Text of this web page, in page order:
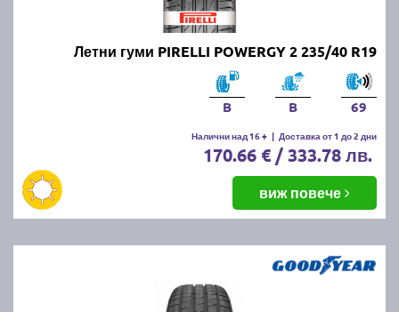
Летни гуми PIRELLI POWERGY 2 235/40 R19
B B 69
Налични над 16 + | Доставка от 1 до 2 дни
170.66 € / 333.78 лв.
виж повече